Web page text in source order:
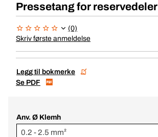
Pressetang for reservedeler
(0)
Skriv første anmeldelse
Legg til bokmerke
Se PDF
Anv. Ø Klemh
0.2 - 2.5 mm²